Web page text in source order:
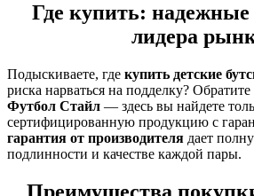
Где купить:
лидера
Подыскиваете, где купить детские
риска нарваться на подделку?
Футбол Стайл — здесь вы найдете
сертифицированную продукцию с
гарантия от производителя дает
подлинности и качестве каждой пары.